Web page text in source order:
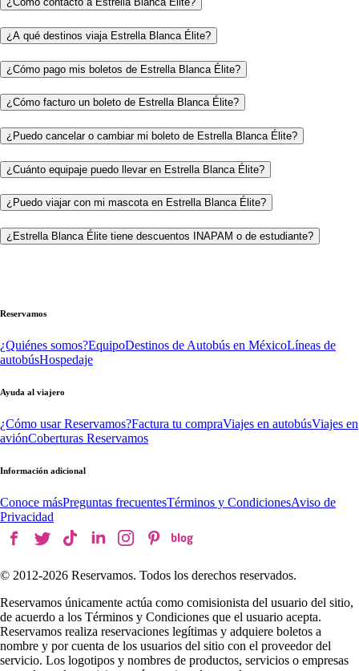
¿A qué destinos viaja Estrella Blanca Élite?
¿Cómo pago mis boletos de Estrella Blanca Élite?
¿Cómo facturo un boleto de Estrella Blanca Élite?
¿Puedo cancelar o cambiar mi boleto de Estrella Blanca Élite?
¿Cuánto equipaje puedo llevar en Estrella Blanca Élite?
¿Puedo viajar con mi mascota en Estrella Blanca Élite?
¿Estrella Blanca Élite tiene descuentos INAPAM o de estudiante?
Reservamos
¿Quiénes somos?EquipoDestinos de Autobús en MéxicoLíneas de
autobúsHospedaje
Ayuda al viajero
¿Cómo usar Reservamos?Factura tu compraViajes en autobúsViajes en
aviónCoberturas Reservamos
Información adicional
Conoce másPreguntas frecuentesTérminos y CondicionesAviso de
Privacidad
© 2012-2026 Reservamos. Todos los derechos reservados.
Reservamos únicamente actúa como comisionista del usuario del sitio,
de acuerdo a los Términos y Condiciones que el usuario acepta.
Reservamos realiza reservaciones legítimas y adquiere boletos a
nombre y por cuenta de los usuarios del sitio con el proveedor del
servicio. Los logotipos y nombres de productos, servicios o empresas